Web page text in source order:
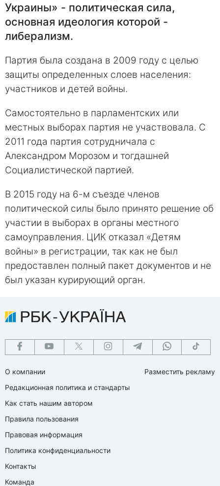
Украины» - политическая сила,
основная идеология которой -
либерализм.
Партия была создана в 2009 году с целью
защиты определенных слоев населения:
участников и детей войны.
Самостоятельно в парламентских или
местных выборах партия не участвовала. С
2011 года партия сотрудничала с
Александром Морозом и тогдашней
Социалистической партией.
В 2015 году на 6-м съезде членов
политической силы было принято решение об
участии в выборах в органы местного
самоуправления. ЦИК отказал «Детям
войны» в регистрации, так как не был
предоставлен полный пакет документов и не
был указан курирующий орган.
О компании
Редакционная политика и стандарты
Как стать нашим автором
Правила пользования
Правовая информация
Политика конфиденциальности
Контакты
Команда
Разместить рекламу